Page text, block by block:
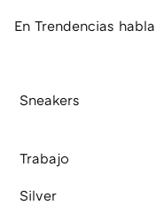
En Trendencias
Sneakers
Trabajo
Silver